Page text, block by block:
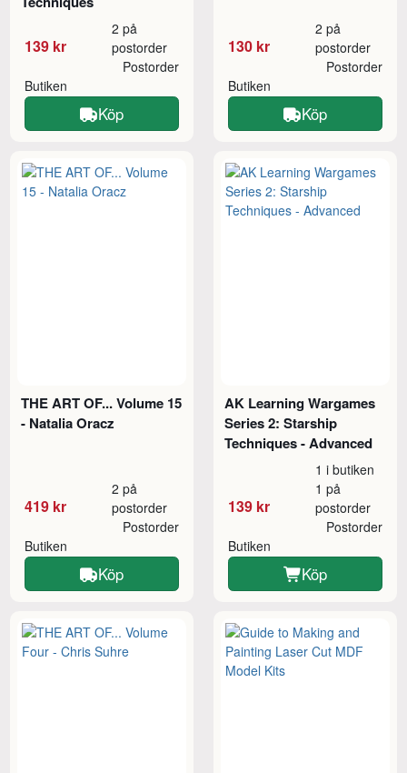
139 kr
2 på
postorder
Butiken
Postorder
Köp
130 kr
2 på
postorder
Butiken
Postorder
Köp
THE ART OF... Volume 15
- Natalia Oracz
419 kr
2 på
postorder
Butiken
Postorder
Köp
AK Learning Wargames
Series 2: Starship
Techniques - Advanced
139 kr
1 i butiken
1 på
postorder
Butiken
Postorder
Köp